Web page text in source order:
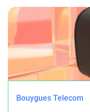
Bouygues Telecom